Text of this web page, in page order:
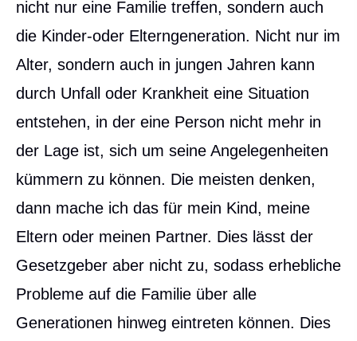
nicht nur eine Familie treffen, sondern auch
die Kinder-oder Elterngeneration. Nicht nur im
Alter, sondern auch in jungen Jahren kann
durch Unfall oder Krankheit eine Situation
entstehen, in der eine Person nicht mehr in
der Lage ist, sich um seine Angelegenheiten
kümmern zu können. Die meisten denken,
dann mache ich das für mein Kind, meine
Eltern oder meinen Partner. Dies lässt der
Gesetzgeber aber nicht zu, sodass erhebliche
Probleme auf die Familie über alle
Generationen hinweg eintreten können. Dies